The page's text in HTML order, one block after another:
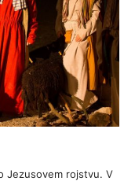
Jezusovem rojstvu. V